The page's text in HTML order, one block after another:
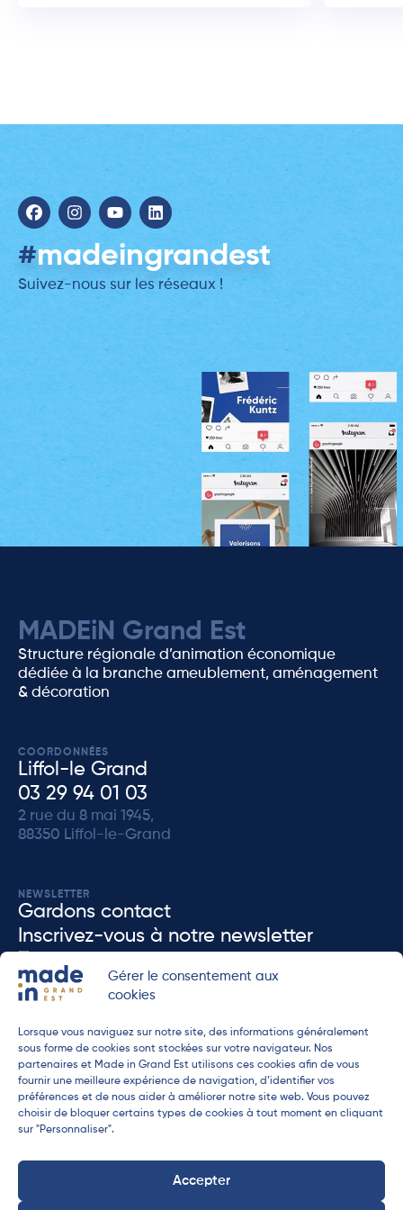
Gérer le consentement aux
cookies
Lorsque vous naviguez sur notre site, des informations généralement
sous forme de cookies sont stockées sur votre navigateur. Nos
partenaires et Made in Grand Est utilisons ces cookies afin de vous
fournir une meilleure expérience de navigation, d’identifier vos
préférences et de nous aider à améliorer notre site web. Vous pouvez
choisir de bloquer certains types de cookies à tout moment en cliquant
sur "Personnaliser".
Accepter
#madeingrandest
Suivez-nous sur les réseaux !
MADEiN Grand Est
Structure régionale d’animation économique
dédiée à la branche ameublement, aménagement
& décoration
COORDONNÉES
Liffol-le Grand
03 29 94 01 03
2 rue du 8 mai 1945,
88350 Liffol-le-Grand
NEWSLETTER
Gardons contact
Inscrivez-vous à notre newsletter
contacter en accord avec notrepolitique de confidenditalité.
ENVOYER
Politique de cookies
confidentialité